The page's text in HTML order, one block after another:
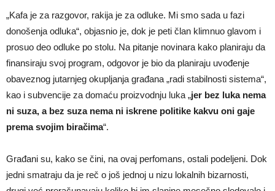
„Kafa je za razgovor, rakija je za odluke. Mi smo sada u fazi
donošenja odluka“, objasnio je, dok je peti član klimnuo glavom i
prosuo deo odluke po stolu. Na pitanje novinara kako planiraju da
finansiraju svoj program, odgovor je bio da planiraju uvođenje
obaveznog jutarnjeg okupljanja građana „radi stabilnosti sistema“,
kao i subvencije za domaću proizvodnju luka „jer bez luka nema
ni suza, a bez suza nema ni iskrene politike kakvu oni gaje
prema svojim biračima“.
Građani su, kako se čini, na ovaj perfomans, ostali podeljeni. Dok
jedni smatraju da je reč o još jednoj u nizu lokalnih bizarnosti,